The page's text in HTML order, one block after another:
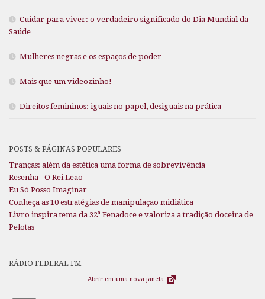
Cuidar para viver: o verdadeiro significado do Dia Mundial da
Saúde
Mulheres negras e os espaços de poder
Mais que um videozinho!
Direitos femininos: iguais no papel, desiguais na prática
POSTS & PÁGINAS POPULARES
Tranças: além da estética uma forma de sobrevivência
Resenha - O Rei Leão
Eu Só Posso Imaginar
Conheça as 10 estratégias de manipulação midiática
Livro inspira tema da 32ª Fenadoce e valoriza a tradição doceira de
Pelotas
RÁDIO FEDERAL FM
Abrir em uma nova janela